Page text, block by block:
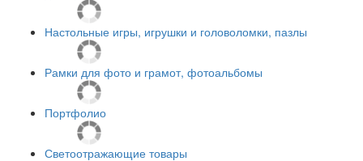
Настольные игры, игрушки и головоломки, пазлы
Рамки для фото и грамот, фотоальбомы
Портфолио
Светоотражающие товары